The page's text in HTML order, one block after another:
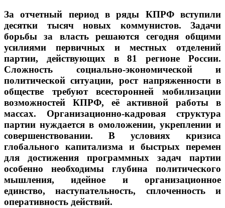
За отчетный период в ряды КПРФ вступили
десятки тысяч новых коммунистов. Задачи
борьбы за власть решаются сегодня общими
усилиями первичных и местных отделений
партии, действующих в 81 регионе России.
Сложность социально-экономической и
политической ситуации, рост напряженности в
обществе требуют всесторонней мобилизации
возможностей КПРФ, её активной работы в
массах. Организационно-кадровая структура
партии нуждается в омоложении, укреплении и
совершенствовании. В условиях кризиса
глобального капитализма и быстрых перемен
для достижения программных задач партии
особенно необходимы глубина политического
мышления, идейное и организационное
единство, наступательность, сплоченность и
оперативность действий.